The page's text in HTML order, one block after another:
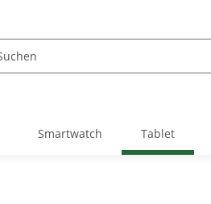
Smartwatch Tablet